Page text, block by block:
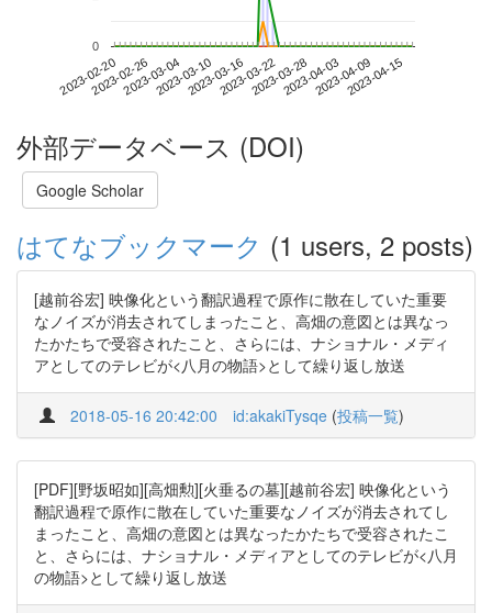
2023-02-202023-02-262023-03-042023-03-102023-03-162023-03-222023-03-282023-04-032023-04-092023-04-15
0
外部データベース (DOI)
Google Scholar
はてなブックマーク (1 users, 2 posts)
[越前谷宏] 映像化という翻訳過程で原作に散在していた重要
なノイズが消去されてしまったこと、高畑の意図とは異なっ
たかたちで受容されたこと、さらには、ナショナル・メディ
アとしてのテレビが<八月の物語>として繰り返し放送
2018-05-16 20:42:00 id:akakiTysqe (投稿一覧)
[PDF][野坂昭如][高畑勲][火垂るの墓][越前谷宏] 映像化という
翻訳過程で原作に散在していた重要なノイズが消去されてし
まったこと、高畑の意図とは異なったかたちで受容されたこ
と、さらには、ナショナル・メディアとしてのテレビが<八月
の物語>として繰り返し放送